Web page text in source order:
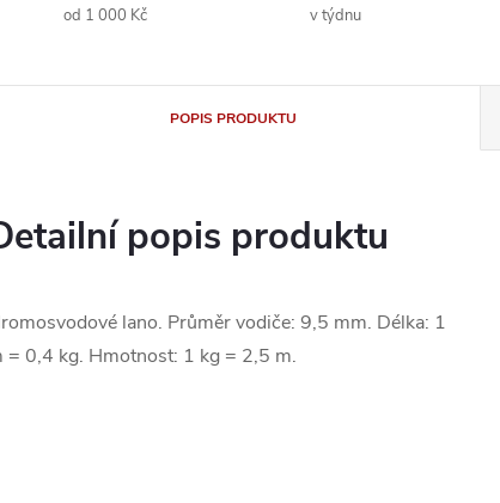
od 1 000 Kč v týdnu
POPIS PRODUKTU
popis produktu
lano. Průměr vodiče: 9,5 mm. Délka: 1
= 0,4 kg. Hmotnost: 1 kg = 2,5 m.